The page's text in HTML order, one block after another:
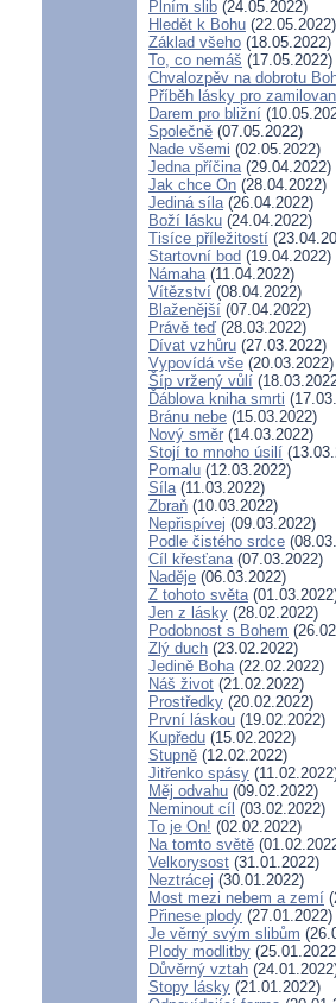
Plním slib (24.05.2022)
Hledět k Bohu (22.05.2022)
Základ všeho (18.05.2022)
To, co nemáš (17.05.2022)
Chvalozpěv na dobrotu
Příběh lásky pro
Darem pro bližní
Společně (07.05.2022)
Nade všemi (02.05.2022)
Jedna příčina(29.04.2022)
Jak chce On (28.04.2022)
Jediná síla(26.04.2022)
Boží lásku (24.04.2022)
Tisíce příležitostí
Startovní bod (19.04.2022)
Námaha(11.04.2022)
Vítězství (08.04.2022)
Blaženější (07.04.2022)
Právě teď (28.03.2022)
Dívat vzhůru (27.03.2022)
Vypovídá vše (20.03.2022)
Šíp vržený vůlí
Ďáblova kniha smrti
Bránu nebe (15.03.2022)
Nový směr (14.03.2022)
Stojí to mnoho úsilí
Pomalu (12.03.2022)
Síla(11.03.2022)
Zbraň (10.03.2022)
Nepřispívej (09.03.2022)
Podle čistého srdce
Cíl křesťana(07.03.2022)
Naděje (06.03.2022)
Z tohoto světa
Jen z lásky (28.02.2022)
Podobnost s Bohem
Zlý duch (23.02.2022)
Jedině Boha(22.02.2022)
Náš život (21.02.2022)
Prostředky (20.02.2022)
První láskou (19.02.2022)
Kupředu (15.02.2022)
Stupně (12.02.2022)
Jitřenko spásy
Měj odvahu (09.02.2022)
Neminout cíl (03.02.2022)
To je On! (02.02.2022)
Na tomto světě
Velkorysost (31.01.2022)
Neztrácej (30.01.2022)
Most mezi nebem a zemí
Přinese plody (27.01.2022)
Je věrný svým slibům
Plody modlitby
Důvěrný vztah
Stopy lásky (21.01.2022)